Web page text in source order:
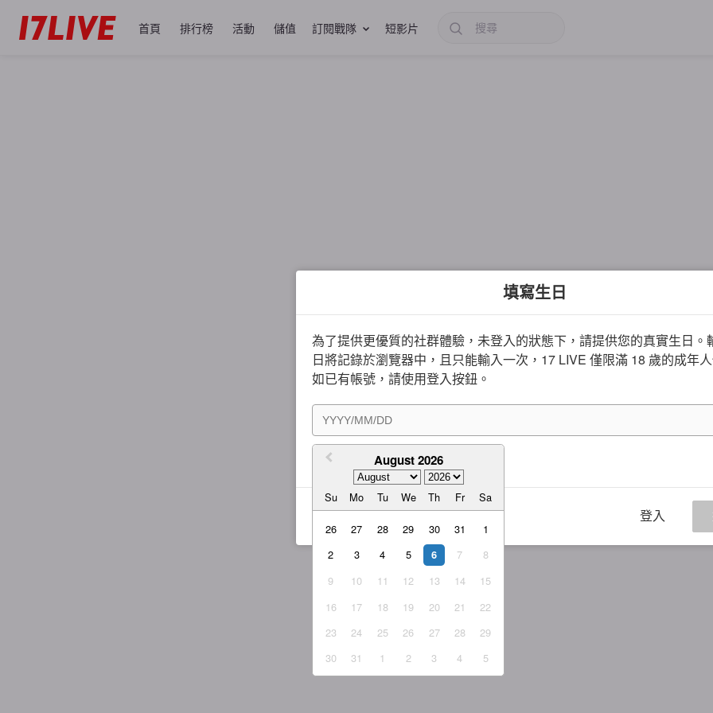
首頁 排行榜 活動 儲值 訂閱戰隊 短影片
填寫生日
為了提供更優質的社群體驗，未登入的狀態下，請提供您的真實生日。
日將記錄於瀏覽器中，且只能輸入一次，17 LIVE 僅限滿 18 歲的成年人
如已有帳號，請使用登入按鈕。
August 2026
Su Mo Tu We Th Fr Sa
26 27 28 29 30 31
1
2
3 4 5 6 7
8
9
10 11 12 13 14
15
16
17 18 19 20 21
22
23
24 25 26 27 28
29
30
31 1 2 3 4 5
我同意 服務條款與隱私權政策
登入